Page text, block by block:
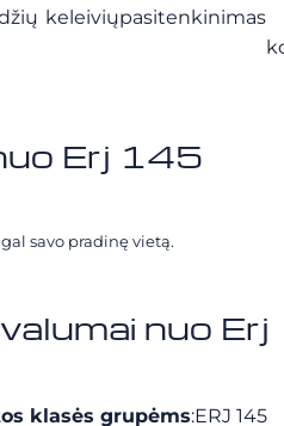
keleiviųpasitenkinimas
Erj 145
savo pradinę vietą.
nuo Erj
klasės grupėms:ERJ 145